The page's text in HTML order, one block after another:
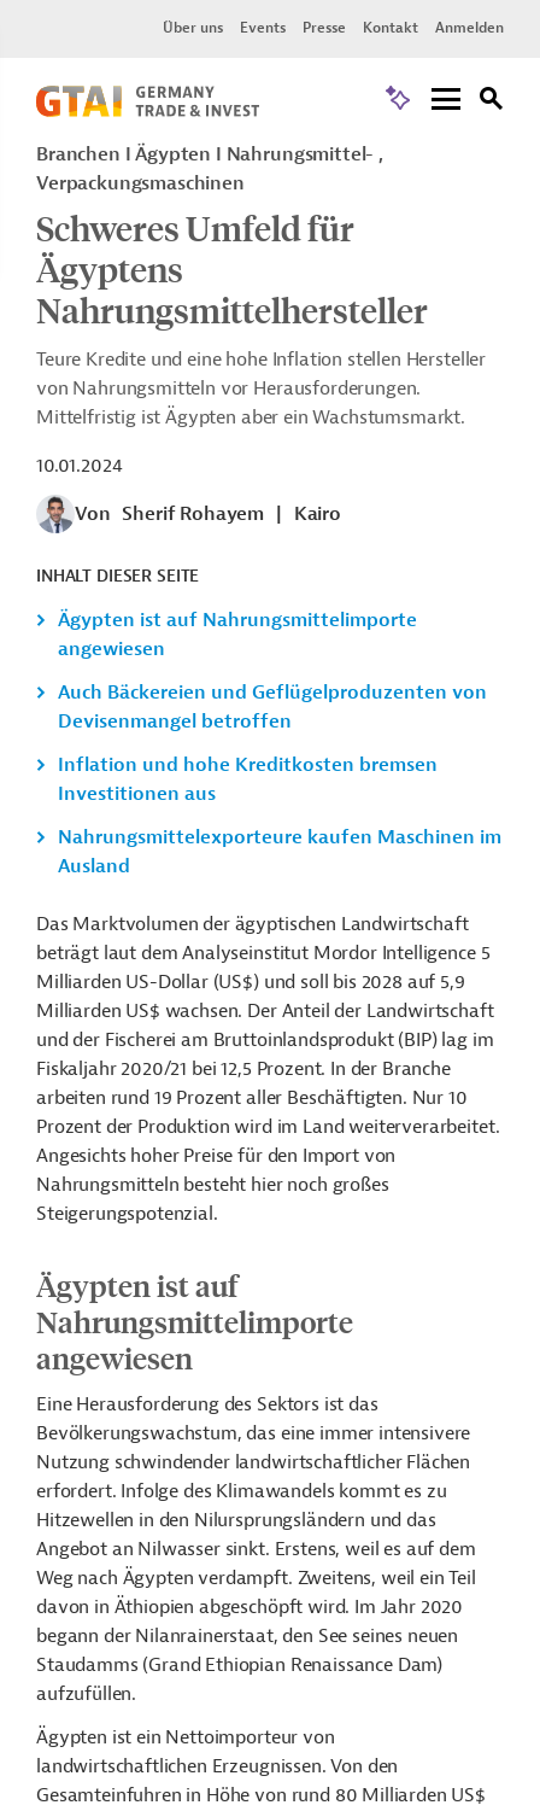
Über uns Events Presse Kontakt Anmelden
Branchen I Ägypten I Nahrungsmittel- ,
Verpackungsmaschinen
Schweres Umfeld für
Ägyptens
Nahrungsmittelhersteller
Teure Kredite und eine hohe Inflation stellen Hersteller
von Nahrungsmitteln vor Herausforderungen.
Mittelfristig ist Ägypten aber ein Wachstumsmarkt.
10.01.2024
Von Sherif Rohayem Kairo
INHALT DIESER SEITE
Ägypten ist auf Nahrungsmittelimporte
angewiesen
Auch Bäckereien und Geflügelproduzenten von
Devisenmangel betroffen
Inflation und hohe Kreditkosten bremsen
Investitionen aus
Nahrungsmittelexporteure kaufen Maschinen im
Ausland
Das Marktvolumen der ägyptischen Landwirtschaft
beträgt laut dem Analyseinstitut Mordor Intelligence 5
Milliarden US-Dollar (US$) und soll bis 2028 auf 5,9
Milliarden US$ wachsen. Der Anteil der Landwirtschaft
und der Fischerei am Bruttoinlandsprodukt (BIP) lag im
Fiskaljahr 2020/21 bei 12,5 Prozent. In der Branche
arbeiten rund 19 Prozent aller Beschäftigten. Nur 10
Prozent der Produktion wird im Land weiterverarbeitet.
Angesichts hoher Preise für den Import von
Nahrungsmitteln besteht hier noch großes
Steigerungspotenzial.
Ägypten ist auf
Nahrungsmittelimporte
angewiesen
Eine Herausforderung des Sektors ist das
Bevölkerungswachstum, das eine immer intensivere
Nutzung schwindender landwirtschaftlicher Flächen
erfordert. Infolge des Klimawandels kommt es zu
Hitzewellen in den Nilursprungsländern und das
Angebot an Nilwasser sinkt. Erstens, weil es auf dem
Weg nach Ägypten verdampft. Zweitens, weil ein Teil
davon in Äthiopien abgeschöpft wird. Im Jahr 2020
begann der Nilanrainerstaat, den See seines neuen
Staudamms (Grand Ethiopian Renaissance Dam)
aufzufüllen.
Ägypten ist ein Nettoimporteur von
landwirtschaftlichen Erzeugnissen. Von den
Gesamteinfuhren in Höhe von rund 80 Milliarden US$